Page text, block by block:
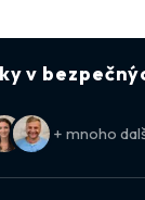
v
+ mnoho